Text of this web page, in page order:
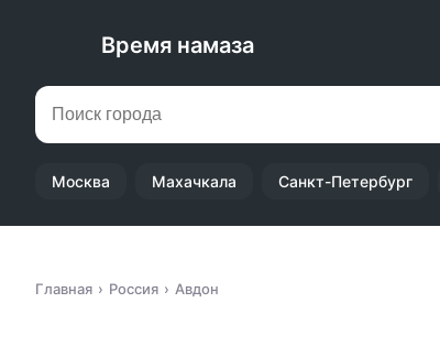
Время намаза
Москва Махачкала Санкт-Петербург
Главная Россия Авдон